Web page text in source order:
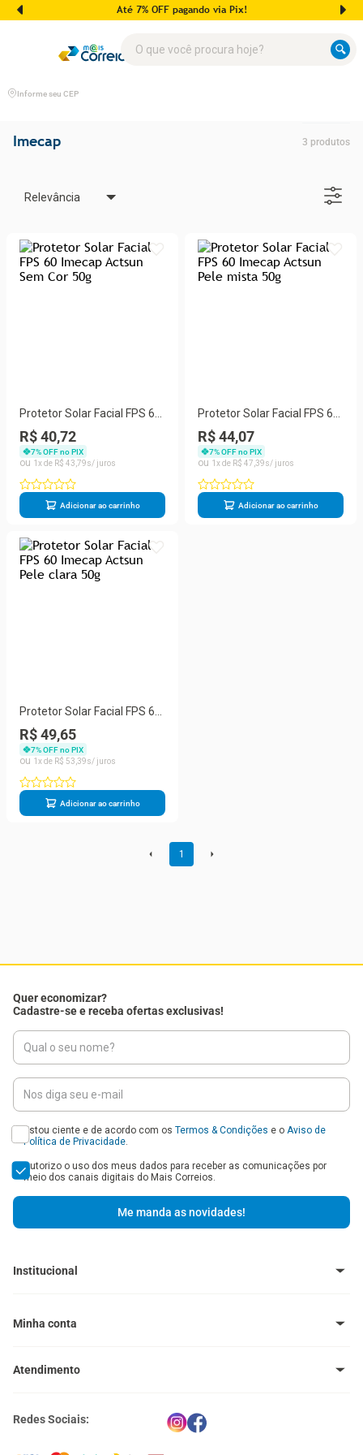
Até 7% OFF pagando via Pix!
Informe seu CEP
Imecap 3 produtos
Relevância
Protetor Solar Facial FPS 60
Imecap Actsun Sem Cor 50g
R$ 40,72
7% OFF no PIX
1
R$ 43 79
Adicionar ao carrinho
Protetor Solar Facial FPS 60
Imecap Actsun Pele mista
50g
R$ 44,07
7% OFF no PIX
1
R$ 47 39
Adicionar ao carrinho
Protetor Solar Facial FPS 60
Imecap Actsun Pele clara
50g
R$ 49,65
7% OFF no PIX
1
R$ 53 39
Adicionar ao carrinho
1
Quer economizar?
Cadastre-se e receba ofertas exclusivas!
Estou ciente e de acordo com os Termos & Condições e o Aviso de
Política de Privacidade.
Autorizo o uso dos meus dados para receber as comunicações por
meio dos canais digitais do Mais Correios.
Me manda as novidades!
Institucional
Central de Ajuda - FAQ
Política de Cupons
Central de Privacidade
Minha conta
Meus endereços
Atendimento
atendimento@maiscorreios.com.br
Segunda à sexta-feira, das 9h às 18h.
Redes Sociais: